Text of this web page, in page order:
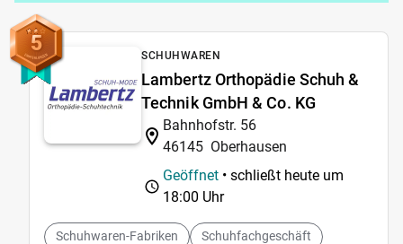
5 SCHUHWAREN
Lambertz Orthopädie Schuh &
Technik GmbH & Co. KG
Bahnhofstr. 56
46145 Oberhausen
Geöffnet • schließt heute um
18:00 Uhr
Schuhwaren-Fabriken Schuhfachgeschäft